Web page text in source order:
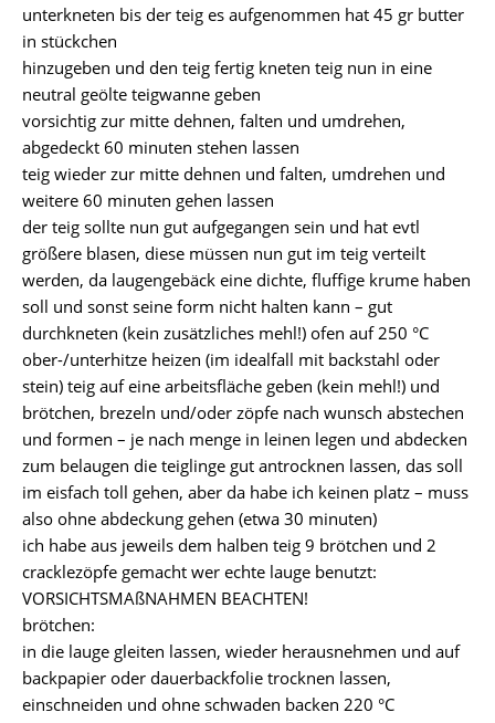
unterkneten bis der teig es aufgenommen hat 45 gr butter
in stückchen
hinzugeben und den teig fertig kneten teig nun in eine
neutral geölte teigwanne geben
vorsichtig zur mitte dehnen, falten und umdrehen,
abgedeckt 60 minuten stehen lassen
teig wieder zur mitte dehnen und falten, umdrehen und
weitere 60 minuten gehen lassen
der teig sollte nun gut aufgegangen sein und hat evtl
größere blasen, diese müssen nun gut im teig verteilt
werden, da laugengebäck eine dichte, fluffige krume haben
soll und sonst seine form nicht halten kann – gut
durchkneten (kein zusätzliches mehl!) ofen auf 250 °C
ober-/unterhitze heizen (im idealfall mit backstahl oder
stein) teig auf eine arbeitsfläche geben (kein mehl!) und
brötchen, brezeln und/oder zöpfe nach wunsch abstechen
und formen – je nach menge in leinen legen und abdecken
zum belaugen die teiglinge gut antrocknen lassen, das soll
im eisfach toll gehen, aber da habe ich keinen platz – muss
also ohne abdeckung gehen (etwa 30 minuten)
ich habe aus jeweils dem halben teig 9 brötchen und 2
cracklezöpfe gemacht wer echte lauge benutzt:
VORSICHTSMAßNAHMEN BEACHTEN!
brötchen:
in die lauge gleiten lassen, wieder herausnehmen und auf
backpapier oder dauerbackfolie trocknen lassen,
einschneiden und ohne schwaden backen 220 °C